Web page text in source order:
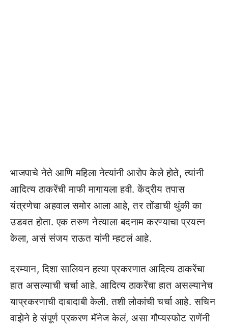
भाजपाचे नेते आणि महिला नेत्यांनी आरोप केले होते, त्यांनी
आदित्य ठाकरेंची माफी मागायला हवी. केंद्रीय तपास
यंत्रणेचा अहवाल समोर आला आहे, तर तोंडाची थुंकी का
उडवत होता. एक तरुण नेत्याला बदनाम करण्याचा प्रयत्न
केला, असं संजय राऊत यांनी म्हटलं आहे.
दरम्यान, दिशा सालियन हत्या प्रकरणात आदित्य ठाकरेंचा
हात असल्याची चर्चा आहे. आदित्य ठाकरेंचा हात असल्यानेच
याप्रकरणाची दाबादाबी केली. तशी लोकांची चर्चा आहे. सचिन
वाझेने हे संपूर्ण प्रकरण मॅनेज केलं, असा गौप्यस्फोट राणेंनी